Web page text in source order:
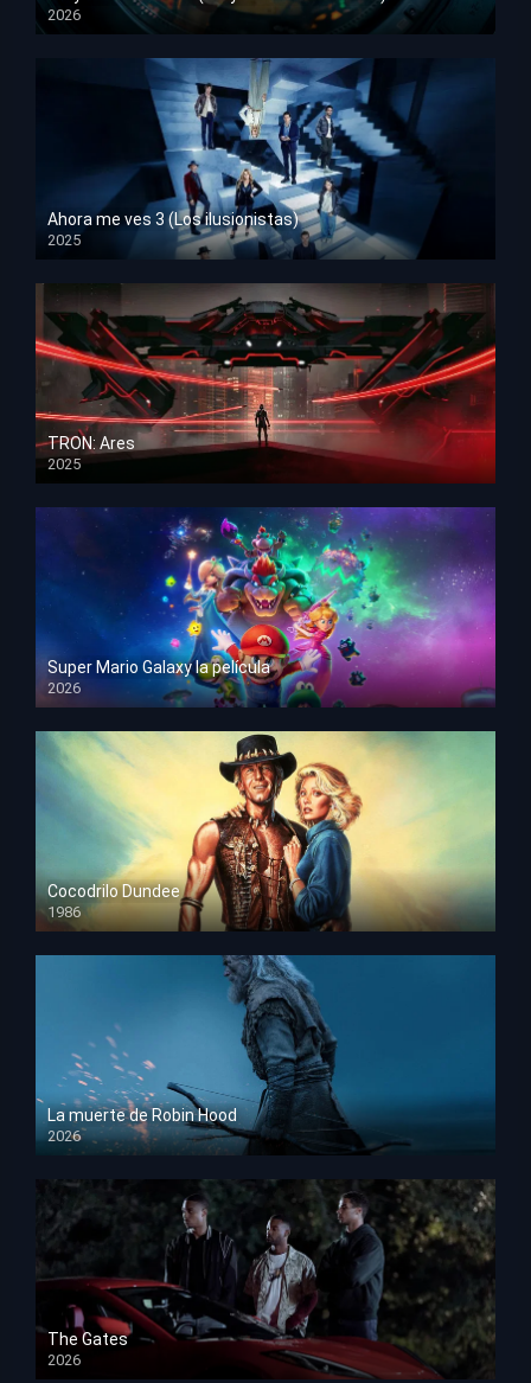
2026
HD 1080p
Ahora me ves 3 (Los ilusionistas)
2025
HD 1080p
TRON: Ares
2025
HD 1080p
Super Mario Galaxy la película
2026
HD 1080p
Cocodrilo Dundee
1986
HD 1080p
La muerte de Robin Hood
2026
HD 1080p
The Gates
2026
HD 1080p